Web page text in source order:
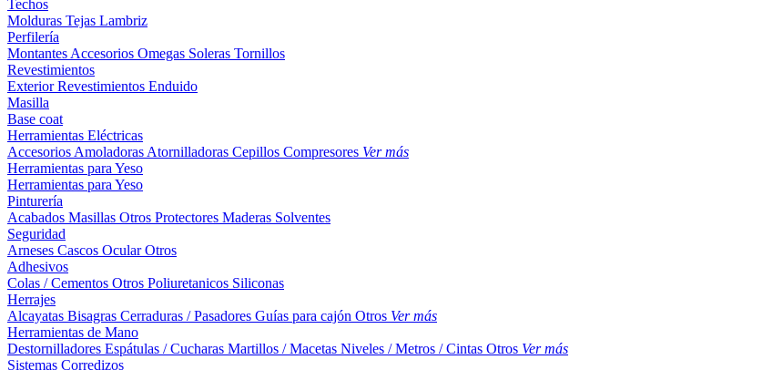
Techos
Molduras Tejas Lambriz
Perfilería
Montantes Accesorios Omegas Soleras Tornillos
Revestimientos
ExteriorRevestimientos Enduido
Masilla
Base coat
Herramientas Eléctricas
Accesorios Amoladoras Atornilladoras Cepillos Compresores Ver más
Herramientas para Yeso
Herramientas para Yeso
Pinturería
Acabados Masillas Otros Protectores Maderas Solventes
Seguridad
Arneses Cascos OcularOtros
Adhesivos
Colas / Cementos Otros Poliuretanicos Siliconas
Herrajes
Alcayatas Bisagras Cerraduras / Pasadores Guías para cajón Otros Ver más
Herramientas de Mano
Destornilladores Espátulas / Cucharas Martillos / Macetas Niveles / Metros / Cintas Otros Ver más
Sistemas Corredizos